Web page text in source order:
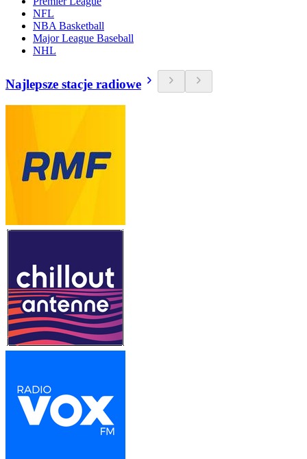
NFL
NBA Basketball
Major League Baseball
NHL
Najlepsze stacje radiowe